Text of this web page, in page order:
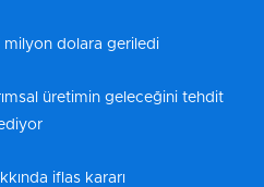
dolara geriledi
üretimin geleceğini tehdit
iflas kararı